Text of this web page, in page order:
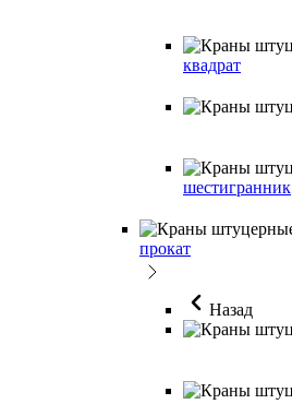
квадрат
шестигранник
прокат
Назад